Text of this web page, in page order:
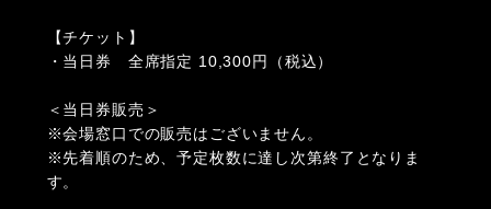
【チケット】
・当日券 全席指定 10,300円（税込）
＜当日券販売＞
※会場窓口での販売はございません。
※先着順のため、予定枚数に達し次第終了となりま
す。